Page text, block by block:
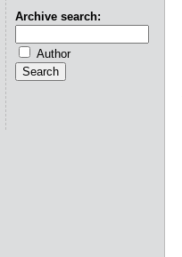
Archive search:
Author